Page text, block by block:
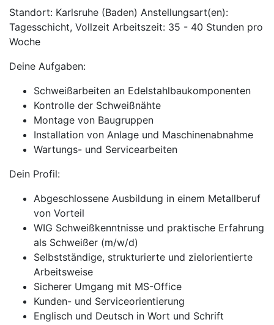
Standort: Karlsruhe (Baden) Anstellungsart(en):
Tagesschicht, Vollzeit Arbeitszeit: 35 - 40 Stunden pro
Woche
Deine Aufgaben:
Schweißarbeiten an Edelstahlbaukomponenten
Kontrolle der Schweißnähte
Montage von Baugruppen
Installation von Anlage und Maschinenabnahme
Wartungs- und Servicearbeiten
Dein Profil:
Abgeschlossene Ausbildung in einem Metallberuf
von Vorteil
WIG Schweißkenntnisse und praktische Erfahrung
als Schweißer (m/w/d)
Selbstständige, strukturierte und zielorientierte
Arbeitsweise
Sicherer Umgang mit MS-Office
Kunden- und Serviceorientierung
Englisch und Deutsch in Wort und Schrift